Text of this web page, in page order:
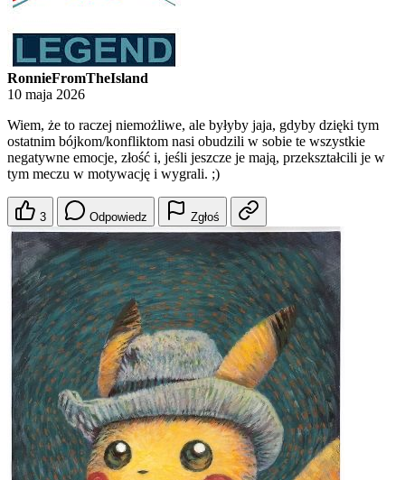
RonnieFromTheIsland
10 maja 2026
Wiem, że to raczej niemożliwe, ale byłyby jaja, gdyby dzięki tym
ostatnim bójkom/konfliktom nasi obudzili w sobie te wszystkie
negatywne emocje, złość i, jeśli jeszcze je mają, przekształcili je w
tym meczu w motywację i wygrali. ;)
3 Odpowiedz Zgłoś